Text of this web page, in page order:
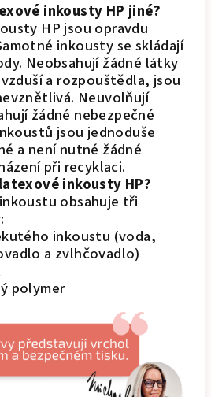
inkousty HP jiné?
HP jsou opravdu
inkousty se skládají
Neobsahují žádné látky
a rozpouštědla, jsou
Neuvolňují
žádné nebezpečné
jsou jednoduše
a není nutné žádné
při recyklaci.
inkousty HP?
obsahuje tři
inkoustu (voda,
a zvlhčovadlo)
polymer